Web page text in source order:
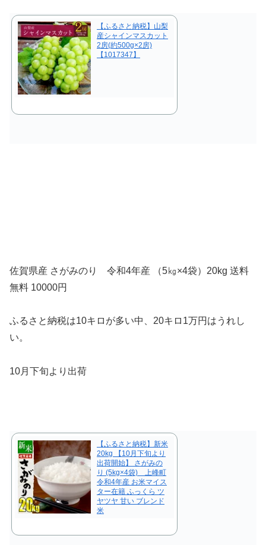
【ふるさと納税】山梨
産シャインマスカット
2房(約500g×2房)
【1017347】
佐賀県産 さがみのり 令和4年産 （5㎏×4袋）20kg 送料
無料 10000円
ふるさと納税は10キロが多い中、20キロ1万円はうれし
い。
10月下旬より出荷
【ふるさと納税】新米
20kg 【10月下旬より
出荷開始】 さがみの
り (5kg×4袋) 上峰町
令和4年産 お米マイス
ター在籍 ふっくら ツ
ヤツヤ 甘い ブレンド
米